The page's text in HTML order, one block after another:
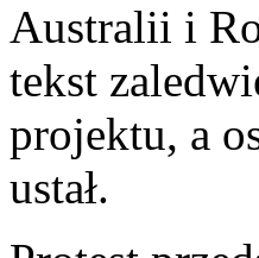
Australii i
tekst
projektu, a
ustał.